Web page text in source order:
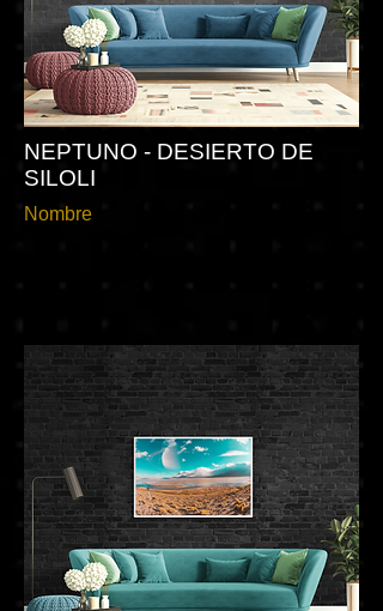
NEPTUNO - DESIERTO DE
SILOLI
Nombre